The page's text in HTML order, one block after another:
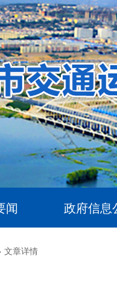
闻 政府信息
文章详情